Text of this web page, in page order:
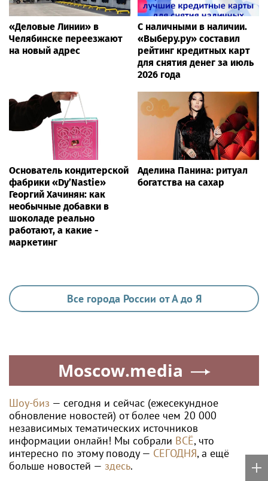
«Деловые Линии» в
Челябинске переезжают
на новый адрес
С наличными в наличии.
«Выберу.ру» составил
рейтинг кредитных карт
для снятия денег за июль
2026 года
Основатель кондитерской
фабрики «Dy’Nastie»
Георгий Хачинян: как
необычные добавки в
шоколаде реально
работают, а какие -
маркетинг
Аделина Панина: ритуал
богатства на сахар
Все города России от А до Я
Moscow.media
Шоу-биз — сегодня и сейчас (ежесекундное
обновление новостей) от более чем 20 000
независимых тематических источников
информации онлайн! Мы собрали ВСЁ, что
интересно по этому поводу — СЕГОДНЯ, а ещё
больше новостей — здесь.